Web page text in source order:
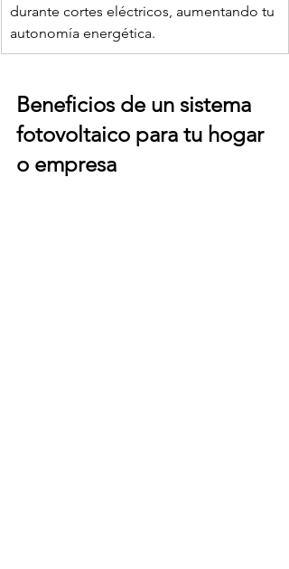
durante cortes eléctricos, aumentando tu
autonomía energética.
Beneficios de un sistema
fotovoltaico para tu hogar
o empresa